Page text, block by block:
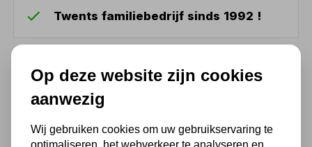
Twents familiebedrijf sinds 1992 !
Ook handig
Niet uit voorraad leverbaar
Op deze website zijn cookies
aanwezig
Wij gebruiken cookies om uw gebruikservaring te